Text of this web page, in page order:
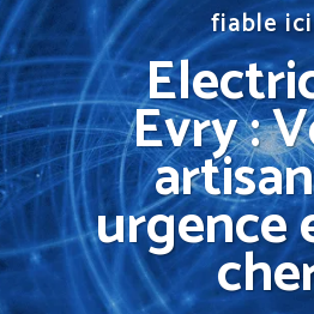
fiable
Evry :
urgence